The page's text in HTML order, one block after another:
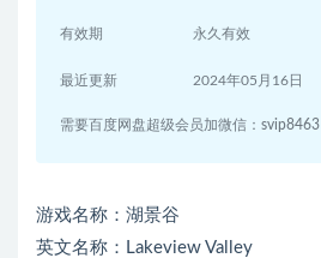
有效期 永久有效
最近更新 2024年05月16日
需要百度网盘超级会员加微信：svip8463
游戏名称：湖景谷
英文名称：Lakeview Valley